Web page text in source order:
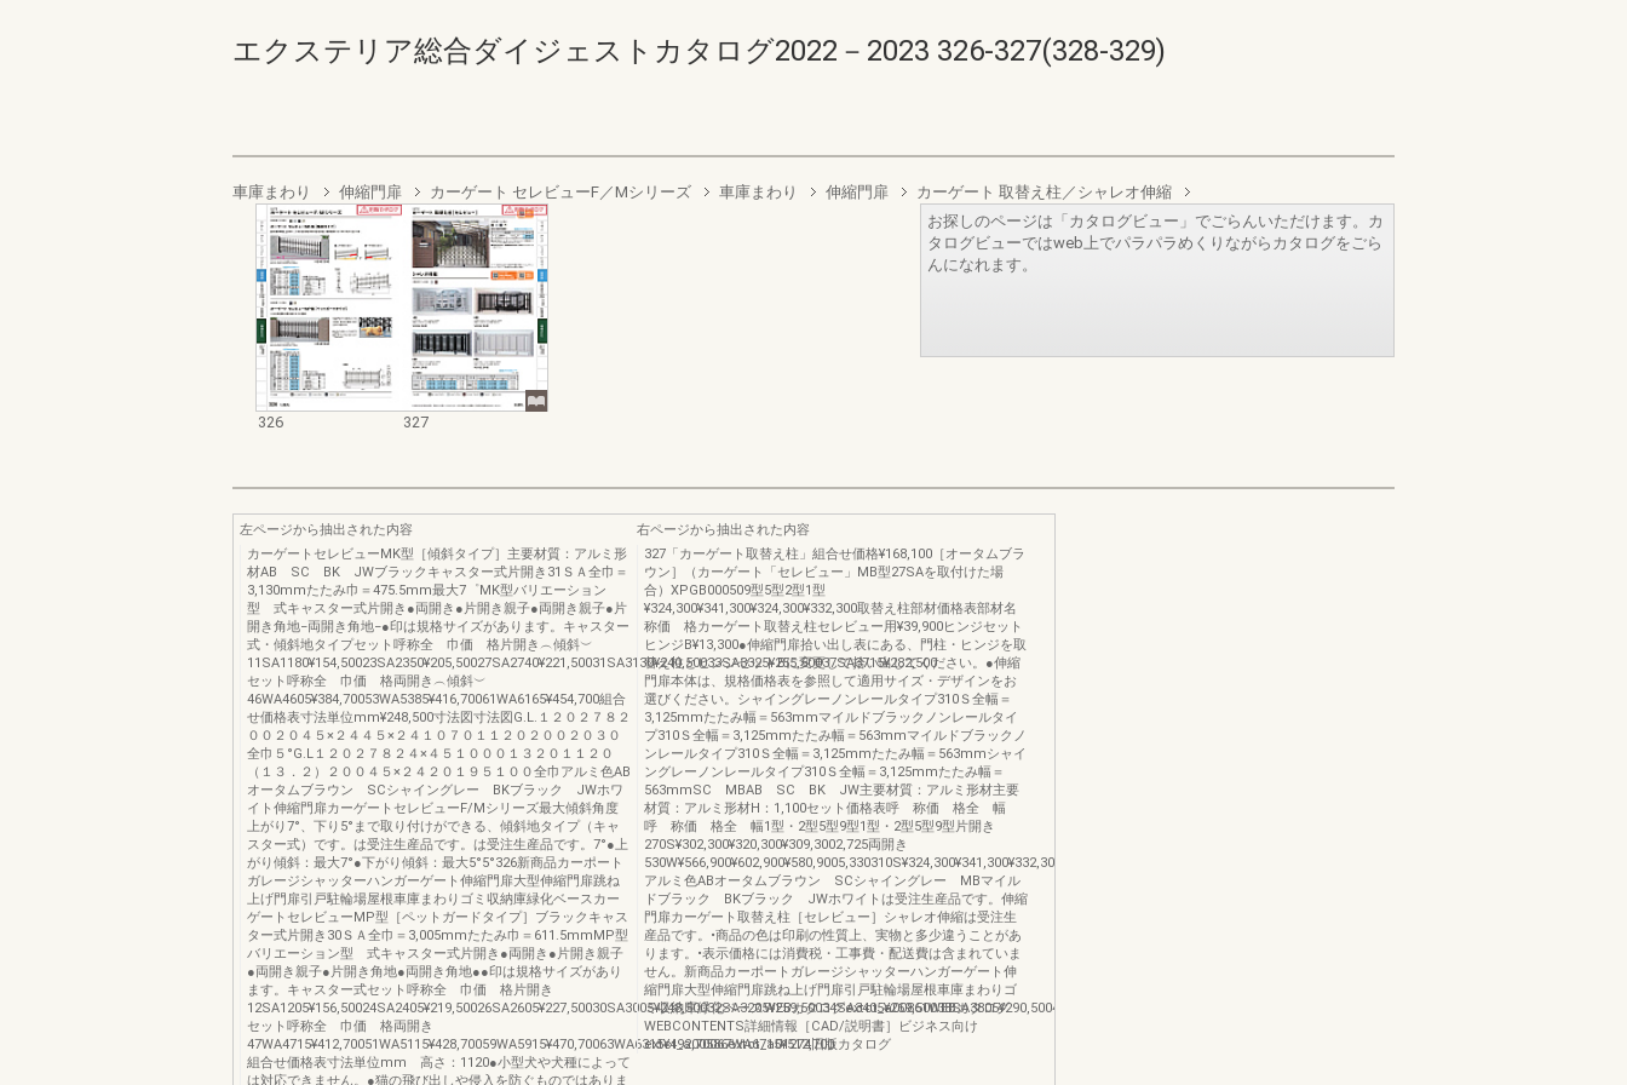
エクステリア総合ダイジェストカタログ2022－2023 326-327(328-329)
車庫まわり 伸縮門扉 カーゲート セレビューF／Mシリーズ 車庫まわり 伸縮門扉 カーゲート 取替え柱／シャレオ伸縮
326 327
お探しのページは「カタログビュー」でごらんいただけます。カ
タログビューではweb上でパラパラめくりながらカタログをごら
んになれます。
左ページから抽出された内容
カーゲートセレビューMK型［傾斜タイプ］主要材質：アルミ形
材AB SC BK JWブラックキャスター式片開き31ＳＡ全巾＝
3,130mmたたみ巾＝475.5mm最大7゜MK型バリエーション
型 式キャスター式片開き●両開き●片開き親子●両開き親子●片
開き角地−両開き角地−●印は規格サイズがあります。キャスター
式・傾斜地タイプセット呼称全 巾価 格片開き︵傾斜︶
11SA1180¥154,50023SA2350¥205,50027SA2740¥221,50031SA3130¥240,50033SA3325¥255,50037SA3715¥282,500
セット呼称全 巾価 格両開き︵傾斜︶
46WA4605¥384,70053WA5385¥416,70061WA6165¥454,700組合
せ価格表寸法単位mm¥248,500寸法図寸法図G.L.１２０２７８２
００２０４５×２４４５×２４１０７０１１２０２００２０３０
全巾５°G.L１２０２７８２４×４５１０００１３２０１１２０
（１３．２）２００４５×２４２０１９５１００全巾アルミ色AB
オータムブラウン SCシャイングレー BKブラック JWホワ
イト伸縮門扉カーゲートセレビューF/Mシリーズ最大傾斜角度
上がり7°、下り5°まで取り付けができる、傾斜地タイプ（キャ
スター式）です。は受注生産品です。は受注生産品です。7°●上
がり傾斜：最大7°●下がり傾斜：最大5°5°326新商品カーポート
ガレージシャッターハンガーゲート伸縮門扉大型伸縮門扉跳ね
上げ門扉引戸駐輪場屋根車庫まわりゴミ収納庫緑化ベースカー
ゲートセレビューMP型［ペットガードタイプ］ブラックキャス
ター式片開き30ＳＡ全巾＝3,005mmたたみ巾＝611.5mmMP型
バリエーション型 式キャスター式片開き●両開き●片開き親子
●両開き親子●片開き角地●両開き角地●●印は規格サイズがあり
ます。キャスター式セット呼称全 巾価 格片開き
12SA1205¥156,50024SA2405¥219,50026SA2605¥227,50030SA3005¥248,50032SA3205¥259,50034SA3405¥269,50038SA3805¥290,50046SA4605¥331,50054SA5405¥373,50060SA6005¥404,500
セット呼称全 巾価 格両開き
47WA4715¥412,70051WA5115¥428,70059WA5915¥470,70063WA6315¥492,70067WA6715¥512,700
組合せ価格表寸法単位mm 高さ：1120●小型犬や犬種によって
は対応できません。●猫の飛び出しや侵入を防ぐものではありま
右ページから抽出された内容
327「カーゲート取替え柱」組合せ価格¥168,100［オータムブラ
ウン］（カーゲート「セレビュー」MB型27SAを取付けた場
合）XPGB000509型5型2型1型
¥324,300¥341,300¥324,300¥332,300取替え柱部材価格表部材名
称価 格カーゲート取替え柱セレビュー用¥39,900ヒンジセット
ヒンジB¥13,300●伸縮門扉拾い出し表にある、門柱・ヒンジを取
替え柱とヒンジセットBに変更して拾い出してください。●伸縮
門扉本体は、規格価格表を参照して適用サイズ・デザインをお
選びください。シャイングレーノンレールタイプ310Ｓ全幅＝
3,125mmたたみ幅＝563mmマイルドブラックノンレールタイ
プ310Ｓ全幅＝3,125mmたたみ幅＝563mmマイルドブラックノ
ンレールタイプ310Ｓ全幅＝3,125mmたたみ幅＝563mmシャイ
ングレーノンレールタイプ310Ｓ全幅＝3,125mmたたみ幅＝
563mmSC MBAB SC BK JW主要材質：アルミ形材主要
材質：アルミ形材H：1,100セット価格表呼 称価 格全 幅
呼 称価 格全 幅1型・2型5型9型1型・2型5型9型片開き
270S¥302,300¥320,300¥309,3002,725両開き
アルミ色ABオータムブラウン SCシャイングレー MBマイル
ドブラック BKブラック JWホワイトは受注生産品です。伸縮
門扉カーゲート取替え柱［セレビュー］シャレオ伸縮は受注生
産品です。•商品の色は印刷の性質上、実物と多少違うことがあ
ります。•表示価格には消費税・工事費・配送費は含まれていま
せん。新商品カーポートガレージシャッターハンガーゲート伸
縮門扉大型伸縮門扉跳ね上げ門扉引戸駐輪場屋根車庫まわりゴ
ミ収納庫緑化ベースWEBカタログextct_a00861WEBカタログ
WEBCONTENTS詳細情報［CAD/説明書］ビジネス向け
extct_a00586extct_a01274旧版カタログ